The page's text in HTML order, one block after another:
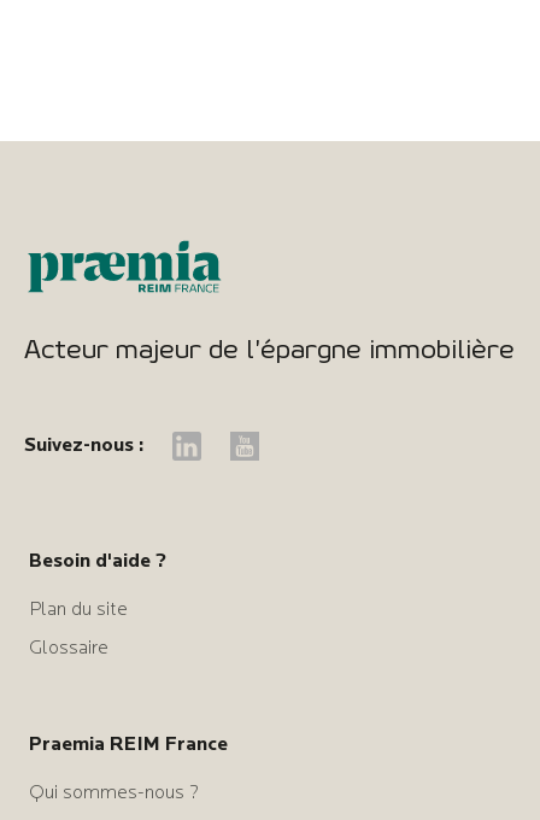
Acteur majeur de l'épargne immobilière
Suivez-nous :
Besoin d'aide ?
Plan du site
Glossaire
Praemia REIM France
Qui sommes-nous ?